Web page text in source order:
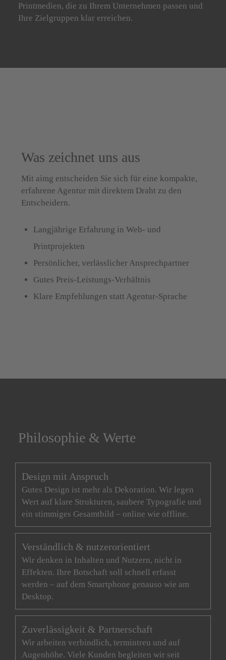
Printmedien, die zu Ihrem Unternehmen passen und
Ihre Zielgruppen klar erreichen.
Was zeichnet uns aus
Mit aimg entscheiden Sie sich für eine kompakte,
erfahrene Agentur mit direktem Draht zu den
Entscheidern.
Langjährige Erfahrung in Web- und
Printprojekten
Persönlicher, verlässlicher Ansprechpartner
Gutes Preis-Leistungs-Verhältnis
Klare Empfehlungen statt Agentur-Sprache
Philosophie & Werte
Design mit Anspruch
Gutes Design ist mehr als Dekoration. Wir legen
Wert auf klare Strukturen, saubere Typografie und
ein stimmiges Gesamtbild – online wie offline.
Verständlich & nutzerorientiert
Wir denken in Inhalten und Nutzern, nicht in
Effekten. Ihre Botschaft soll schnell erfasst
werden – auf dem Smartphone genauso wie am
Desktop.
Zuverlässigkeit & Partnerschaft
Wir arbeiten verbindlich, termintreu und auf
Augenhöhe. Viele Kunden begleiten wir seit